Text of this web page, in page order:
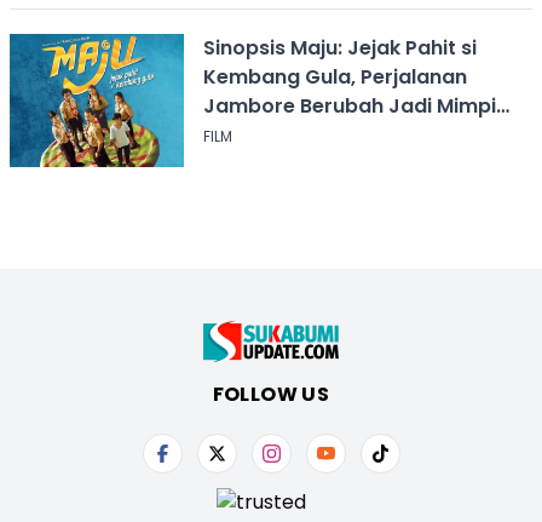
Sinopsis Maju: Jejak Pahit si
Kembang Gula, Perjalanan
Jambore Berubah Jadi Mimpi
Buruk
FILM
FOLLOW US